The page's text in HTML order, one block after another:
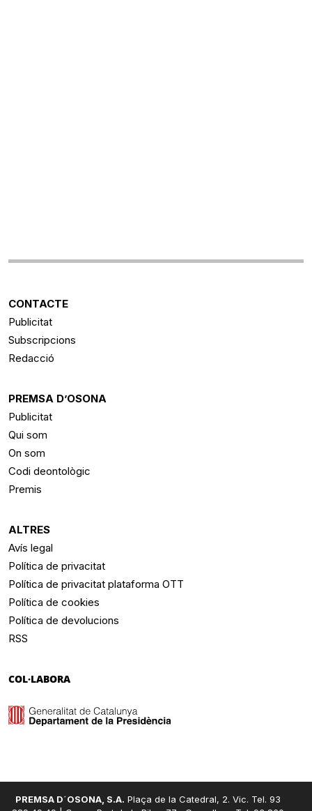
CONTACTE
Publicitat
Subscripcions
Redacció
PREMSA D’OSONA
Publicitat
Qui som
On som
Codi deontològic
Premis
ALTRES
Avís legal
Política de privacitat
Política de privacitat plataforma OTT
Política de cookies
Política de devolucions
RSS
COL·LABORA
PREMSA D´OSONA, S.A. Plaça de la Catedral, 2. Vic. Tel. 93